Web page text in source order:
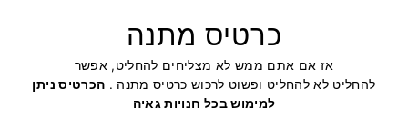
כרטיס מתנה
אז אם אתם ממש לא מצליחים להחליט, אפשר
להחליט לא להחליט ופשוט לרכוש כרטיס מתנה . הכרטיס ניתן
למימוש בכל חנויות גאיה